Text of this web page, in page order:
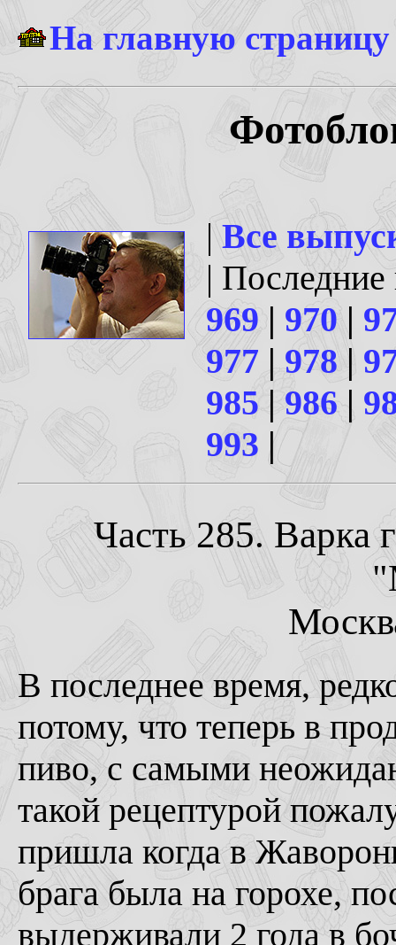
На главную
|Все
|
969| 970|
977 | 978 |
985 | 986|
993 |
Часть 285. Варка
В последнее время,
потому, что теперь в
пиво, с самыми
такой рецептурой
пришла когда в
брага была на горохе,
выдерживали 2 года в